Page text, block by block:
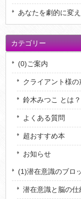
あなたを劇的に変
カテゴリー
(0)ご案内
クライアント様の
鈴木みつこ とは？
よくある質問
超おすすめ本
お知らせ
(1)潜在意識のブロ
潜在意識と脳の仕